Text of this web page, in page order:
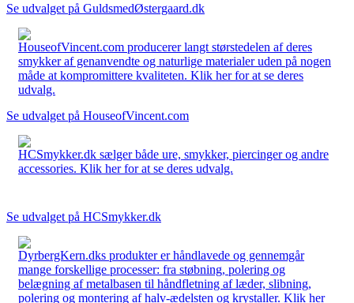
Se udvalget på GuldsmedØstergaard.dk
HouseofVincent.com producerer langt størstedelen af deres
smykker af genanvendte og naturlige materialer uden på nogen
måde at kompromittere kvaliteten. Klik her for at se deres
udvalg.
Se udvalget på HouseofVincent.com
HCSmykker.dk sælger både ure, smykker, piercinger og andre
accessories. Klik her for at se deres udvalg.
Se udvalget på HCSmykker.dk
DyrbergKern.dks produkter er håndlavede og gennemgår
mange forskellige processer: fra støbning, polering og
belægning af metalbasen til håndfletning af læder, slibning,
polering og montering af halv-ædelsten og krystaller. Klik her